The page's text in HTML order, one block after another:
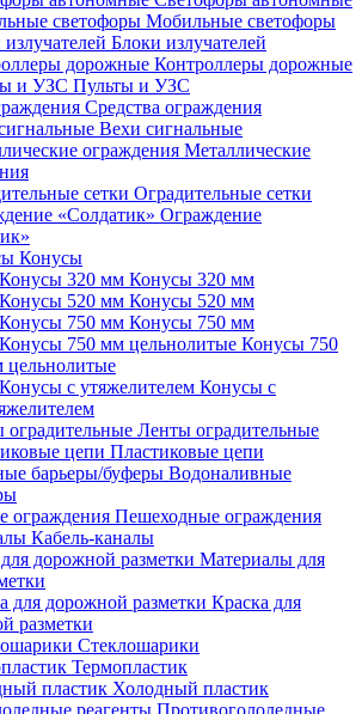
Мобильные светофоры
Блоки излучателей
Контроллеры дорожные
Пульты и УЗС
Средства ограждения
Вехи сигнальные
Металлические
Оградительные сетки
Ограждение
Конусы
Конусы 320 мм
Конусы 520 мм
Конусы 750 мм
Конусы 750
цельнолитые
Конусы с
Ленты оградительные
Пластиковые цепи
Водоналивные
Пешеходные ограждения
Кабель-каналы
Материалы для
Краска для
разметки
Стеклошарики
Термопластик
Холодный пластик
Противогололедные